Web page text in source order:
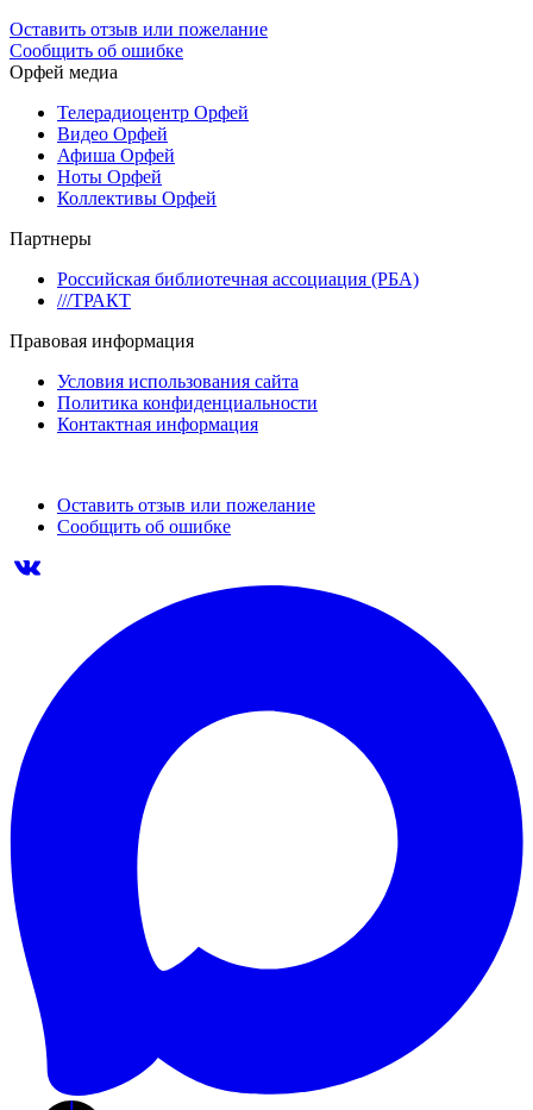
Оставить отзыв или пожелание
Сообщить об ошибке
Орфей медиа
Телерадиоцентр Орфей
Видео Орфей
Афиша Орфей
Ноты Орфей
Коллективы Орфей
Партнеры
Российская библиотечная ассоциация (РБА)
///ТРАКТ
Правовая информация
Условия использования сайта
Политика конфиденциальности
Контактная информация
Оставить отзыв или пожелание
Сообщить об ошибке